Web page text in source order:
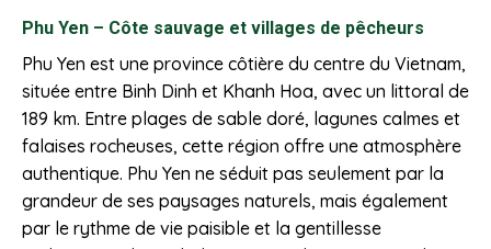
Phu Yen – Côte sauvage et villages de pêcheurs
Phu Yen est une province côtière du centre du Vietnam,
située entre Binh Dinh et Khanh Hoa, avec un littoral de
189 km. Entre plages de sable doré, lagunes calmes et
falaises rocheuses, cette région offre une atmosphère
authentique. Phu Yen ne séduit pas seulement par la
grandeur de ses paysages naturels, mais également
par le rythme de vie paisible et la gentillesse